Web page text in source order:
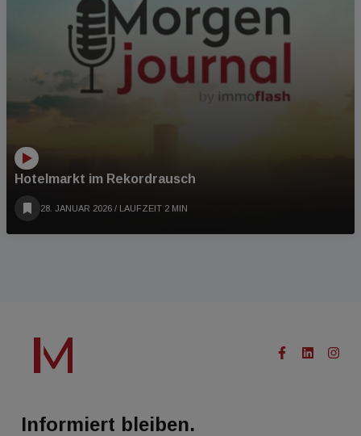
Hotelmarkt im Rekordrausch
28. JANUAR 2026 / LAUFZEIT 2 MIN
Informiert bleiben.